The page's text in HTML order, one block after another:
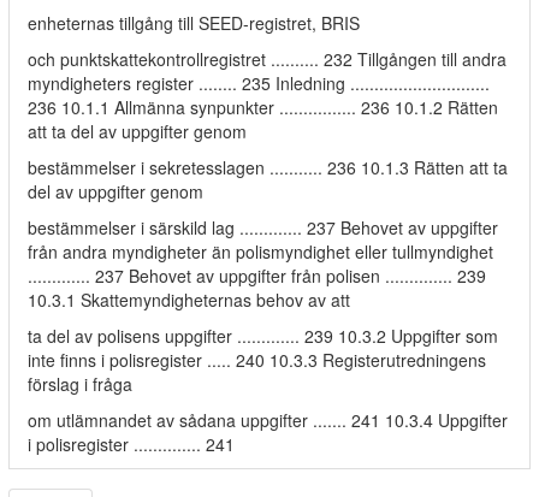
enheternas tillgång till SEED-registret, BRIS
och punktskattekontrollregistret .......... 232 Tillgången till andra
myndigheters register ........ 235 Inledning .............................
236 10.1.1 Allmänna synpunkter ................ 236 10.1.2 Rätten
att ta del av uppgifter genom
bestämmelser i sekretesslagen ........... 236 10.1.3 Rätten att ta
del av uppgifter genom
bestämmelser i särskild lag ............. 237 Behovet av uppgifter
från andra myndigheter än polismyndighet eller tullmyndighet
............. 237 Behovet av uppgifter från polisen .............. 239
10.3.1 Skattemyndigheternas behov av att
ta del av polisens uppgifter ............. 239 10.3.2 Uppgifter som
inte finns i polisregister ..... 240 10.3.3 Registerutredningens
förslag i fråga
om utlämnandet av sådana uppgifter ....... 241 10.3.4 Uppgifter
i polisregister .............. 241